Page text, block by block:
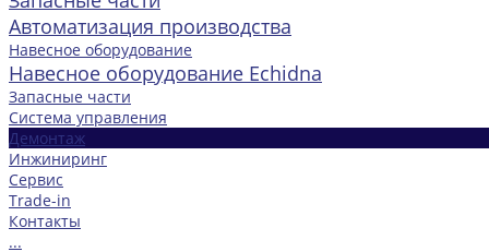
Автоматизация производства
Навесное оборудование
Навесное оборудование Echidna
Запасные части
Система управления
Демонтаж
Инжиниринг
Сервис
Trade-in
Контакты
...